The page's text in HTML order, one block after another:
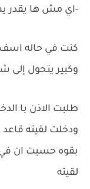
-اي مش ها يقدر
كنت في حاله
وكبير يتحول إلى
طلبت الاذن با
ودخلت لقيته
بقوه حسيت ان
لقيته